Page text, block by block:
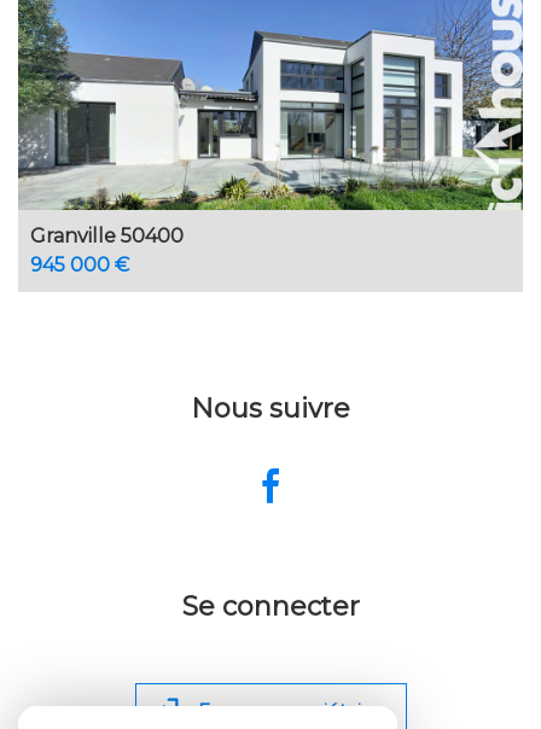
Granville 50400
945 000 €
Nous suivre
Se connecter
Espace propriétaire